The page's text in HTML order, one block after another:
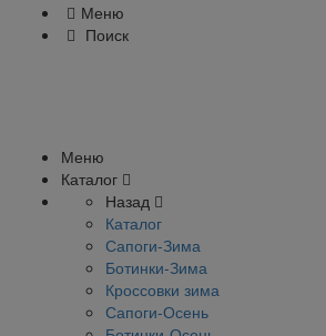
Меню
Поиск
Меню
Каталог
Назад
Каталог
Сапоги-Зима
Ботинки-Зима
Кроссовки зима
Сапоги-Осень